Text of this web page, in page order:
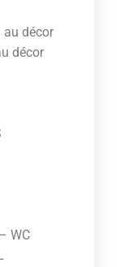
au décor
décor
WC